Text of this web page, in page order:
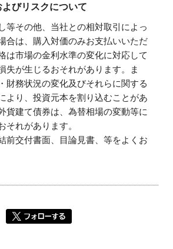
びリスクについて
等その他、当社との相対取引によっ
合は、購入対価のみお支払いいただ
は市場の金利水準の変化に対応して
失が生じるおそれがあります。ま
財務状況の変化及びそれらに関する
より、投資元本を割り込むことがあ
貨建て債券は、為替相場の変動等に
それがあります。
前交付書面、目論見書、等をよくお